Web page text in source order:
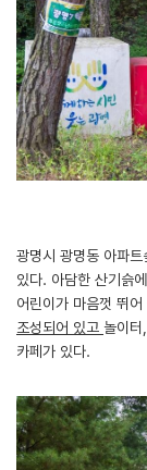
광명시 광명동 아파
있다. 아담한 산기슭
어린이가 마음껏 뛰
조성되어 있고 놀이터
카페가 있다.